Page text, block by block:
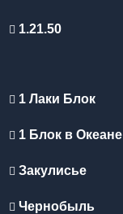
1.21.50
1 Лаки Блок
1 Блок в Океане
Закулисье
Чернобыль